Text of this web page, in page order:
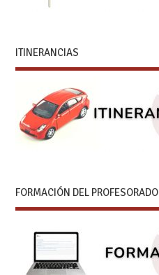
ITINERANCIAS
FORMACIÓN DEL PROFESORADO